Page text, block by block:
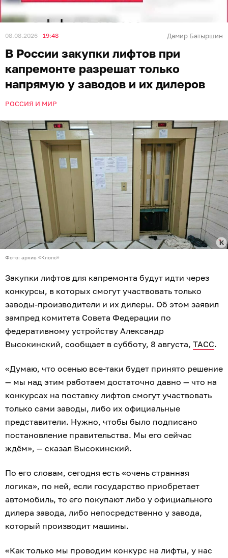
08.08.2026 19:48 Дамир Батыршин
В России закупки лифтов при
капремонте разрешат только
напрямую у заводов и их дилеров
РОССИЯ И МИР
Фото: архив «Клопс»
Закупки лифтов для капремонта будут идти через
конкурсы, в которых смогут участвовать только
заводы-производители и их дилеры. Об этом заявил
зампред комитета Совета Федерации по
федеративному устройству Александр
Высокинский, сообщает в субботу, 8 августа, ТАСС.
«Думаю, что осенью все-таки будет принято решение
— мы над этим работаем достаточно давно — что на
конкурсах на поставку лифтов смогут участвовать
только сами заводы, либо их официальные
представители. Нужно, чтобы было подписано
постановление правительства. Мы его сейчас
ждём», — сказал Высокинский.
По его словам, сегодня есть «очень странная
логика», по ней, если государство приобретает
автомобиль, то его покупают либо у официального
дилера завода, либо непосредственно у завода,
который производит машины.
«Как только мы проводим конкурс на лифты, у нас